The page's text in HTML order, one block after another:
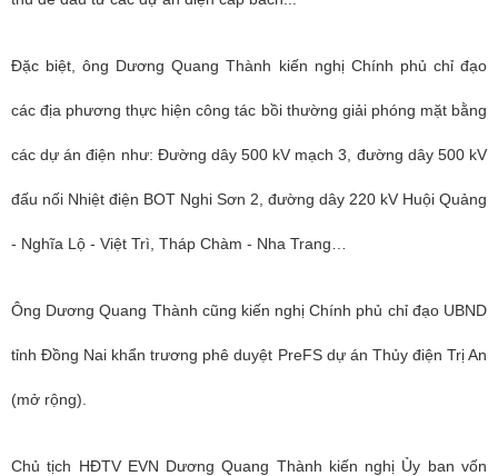
Đặc biệt, ông Dương Quang Thành kiến nghị Chính phủ chỉ đạo
các địa phương thực hiện công tác bồi thường giải phóng mặt bằng
các dự án điện như: Đường dây 500 kV mạch 3, đường dây 500 kV
đấu nối Nhiệt điện BOT Nghi Sơn 2, đường dây 220 kV Huội Quảng
- Nghĩa Lộ - Việt Trì, Tháp Chàm - Nha Trang…
Ông Dương Quang Thành cũng kiến nghị Chính phủ chỉ đạo UBND
tỉnh Đồng Nai khẩn trương phê duyệt PreFS dự án Thủy điện Trị An
(mở rộng).
Chủ tịch HĐTV EVN Dương Quang Thành kiến nghị Ủy ban vốn